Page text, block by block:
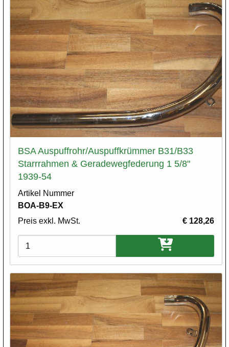
BSA Auspuffrohr/Auspuffkrümmer B31/B33
Starrrahmen & Geradewegfederung 1 5/8"
1939-54
Artikel Nummer
BOA-B9-EX
Preis exkl. MwSt.
€ 128,26
Varianten